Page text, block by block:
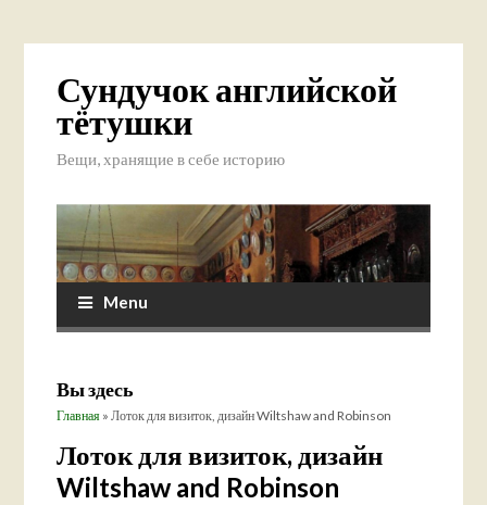
Сундучок английской
тётушки
Вещи, хранящие в себе историю
Menu
Вы здесь
Главная » Лоток для визиток, дизайн Wiltshaw and Robinson
Лоток для визиток, дизайн
Wiltshaw and Robinson